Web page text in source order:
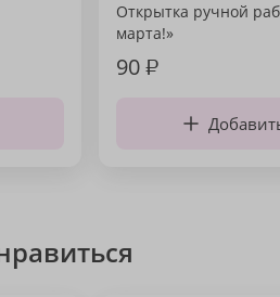
Открытка ручной
марта!»
90₽